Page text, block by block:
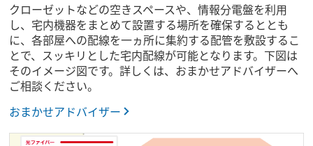
クローゼットなどの空きスペースや、情報分電盤を利用
し、宅内機器をまとめて設置する場所を確保するととも
に、各部屋への配線を一ヵ所に集約する配管を敷設するこ
とで、スッキリとした宅内配線が可能となります。下図は
そのイメージ図です。詳しくは、おまかせアドバイザーへ
ご相談ください。
おまかせアドバイザー